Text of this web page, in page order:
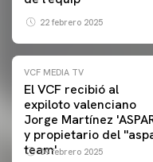
22 febrero 2025
VCF MEDIA TV
El VCF recibió al
expiloto valenciano
Jorge Martínez
y propietario del
team'
09 febrero 2025